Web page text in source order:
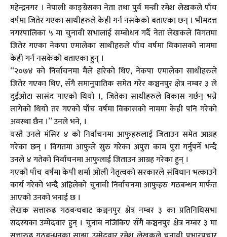
महेन्द्रनगर । नेपाली काङ्ग्रेसका नेता तथा पुर्व मन्त्री रमेश लेखकले पाँच
वर्षमा जितेर गएका साथीहरुले केही गर्न नसकेको बताएका छन् । भीमदत्त
नगरपालिका ५ मा चुनावी सभालाई सम्बोधन गर्दै नेता लेखकले विगतमा
जितेर गएका नेकपा एमालेका साथीहरुले पाँच वर्षमा विकासको नाममा
केही गर्न नसकेको बताएका हुन् ।
“२०७४ को निर्वाचनमा मैले हारेको थिए, नेकपा एमालेका साथीहरुले
जितेर गएका थिए, सँगै समानुपातिक समेत गरेर कञ्चनपुर क्षेत्र नम्बर ३ ले
दुईओटा सासंद पाएको थियो ।, जितेका साथीहरुले विकास गर्छन् भन्ने
लागेको थियो तर गएको पाँच वर्षमा विकासको नाममा केही पनि गरेको
अवस्था छैन ।” उनले भने, ।
यस्तै उनले मंसिर ४ को निर्वाचनमा आफुहरुलाई जिताउन समेत आग्रह
गरेका छन् । विगतमा आफुले सुरु गरेका अपुरा काम पुरा गर्नुपर्ने भन्दै
उनले ४ गतेको निर्वाचनमा आफुलाई जिताउन आग्रह गरेका हुन् ।
गएको पाँच वर्षमा केपी शर्मा ओली नेतृत्वको सरकारले संविधान भत्काउने
कार्य गरेको भन्दै अहिलेको चुनावी निर्वाचनमा आफुहरु गठबन्धन मार्फत
आएको उनको भनाई छ ।
लेखक सत्तारुढ गठबन्धबाट कञ्चनपुर क्षेत्र नम्बर ३ का प्रतिनिधिसभा
सदस्यका उम्मेदवार हुन् । चुनाव नजिकिए सँगै कञ्चनपुर क्षेत्र नम्बर ३ मा